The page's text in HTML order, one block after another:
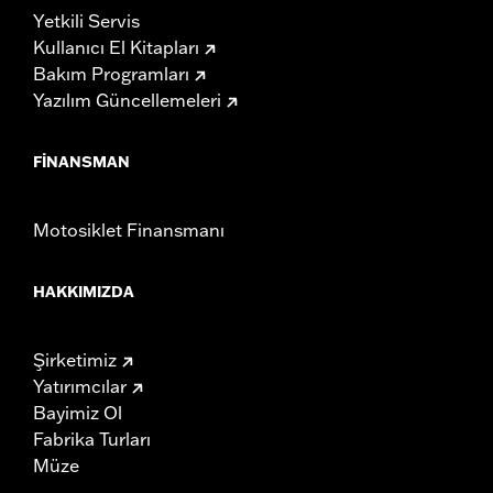
Yetkili Servis
Kullanıcı El Kitapları
Bakım Programları
Yazılım Güncellemeleri
FINANSMAN
Motosiklet Finansmanı
HAKKIMIZDA
Şirketimiz
Yatırımcılar
Bayimiz Ol
Fabrika Turları
Müze